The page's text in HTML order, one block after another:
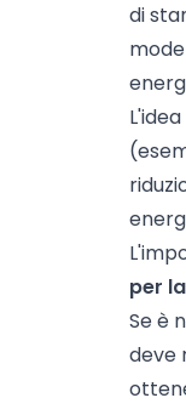
di
per
Se è
deve